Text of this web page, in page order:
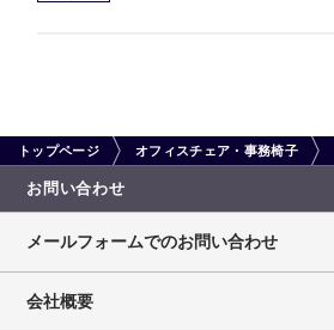
トップページ オフィスチェア・事務椅子
お問い合わせ
メールフォームでのお問い合わせ
会社概要